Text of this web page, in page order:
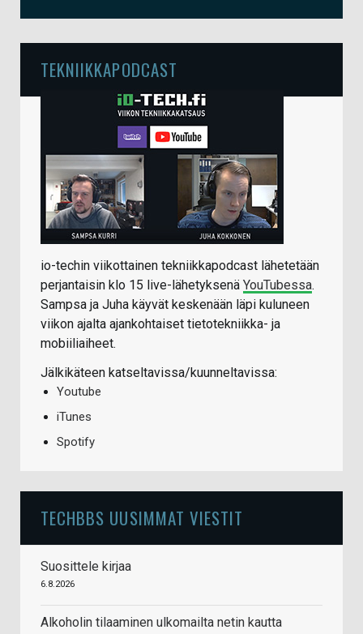
TEKNIIKKAPODCAST
io-techin viikottainen tekniikkapodcast lähetetään
perjantaisin klo 15 live-lähetyksenä YouTubessa.
Sampsa ja Juha käyvät keskenään läpi kuluneen
viikon ajalta ajankohtaiset tietotekniikka- ja
mobiiliaiheet.
Jälkikäteen katseltavissa/kuunneltavissa:
Youtube
iTunes
Spotify
TECHBBS UUSIMMAT VIESTIT
Suosittele kirjaa
6.8.2026
Alkoholin tilaaminen ulkomailta netin kautta